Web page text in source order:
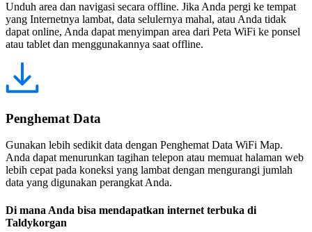
Unduh area dan navigasi secara offline. Jika Anda pergi ke tempat
yang Internetnya lambat, data selulernya mahal, atau Anda tidak
dapat online, Anda dapat menyimpan area dari Peta WiFi ke ponsel
atau tablet dan menggunakannya saat offline.
Penghemat Data
Gunakan lebih sedikit data dengan Penghemat Data WiFi Map.
Anda dapat menurunkan tagihan telepon atau memuat halaman web
lebih cepat pada koneksi yang lambat dengan mengurangi jumlah
data yang digunakan perangkat Anda.
Di mana Anda bisa mendapatkan internet terbuka di
Taldykorgan